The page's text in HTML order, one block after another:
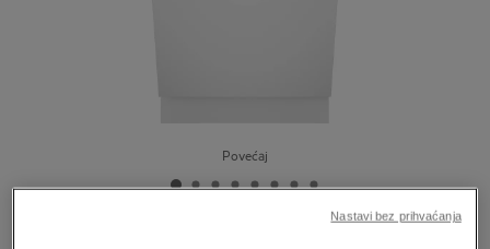
Povećaj
Nastavi bez prihvaćanja